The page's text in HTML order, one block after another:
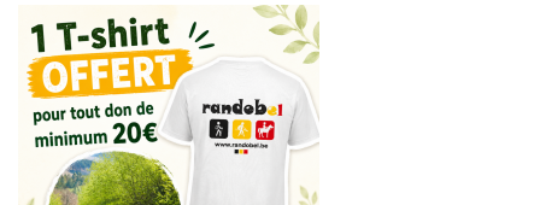
MEMBRES
SE CONNECTER
INSCRIPTION GRATUITE
MOT DE PASSE OUBLIÉ